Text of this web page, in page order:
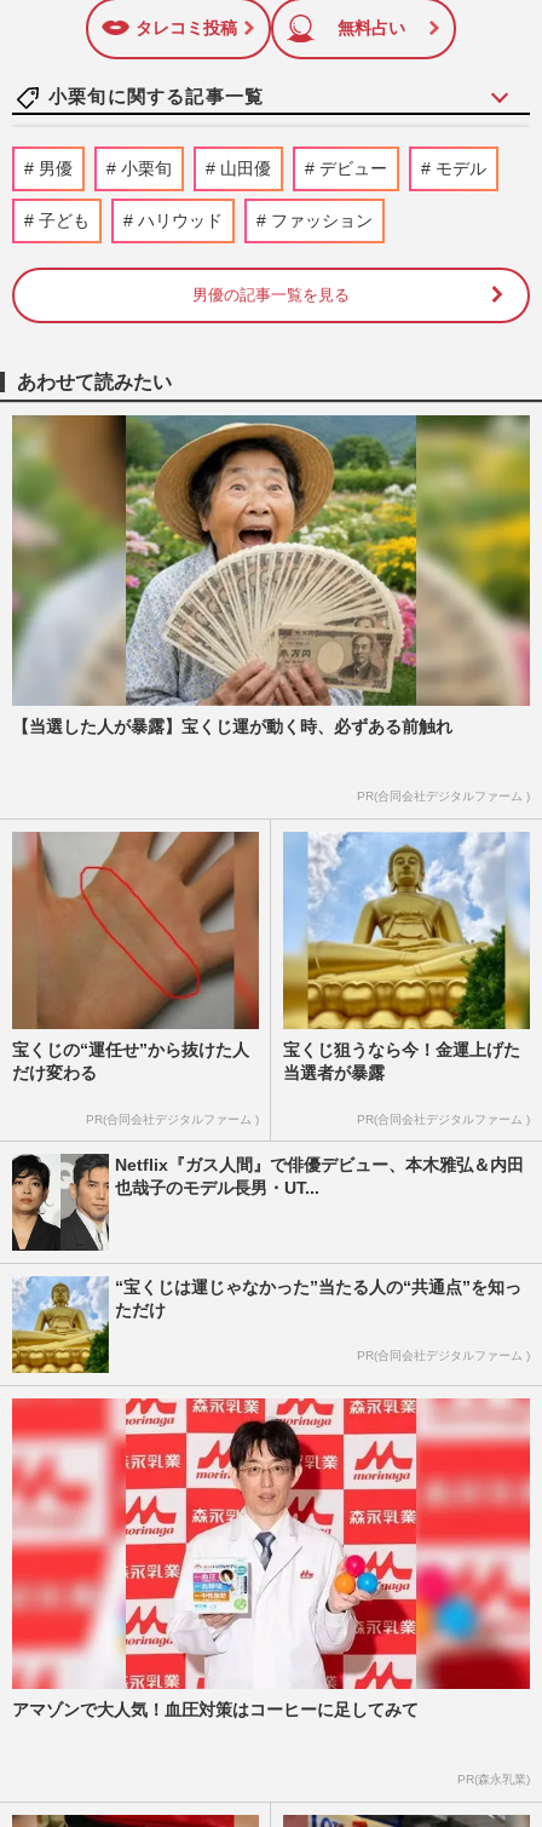
に追加
タレコミ投稿 無料占い
小栗旬に関する記事一覧
野村周平、ユニクロ“モデル美女”・石田夢
実と熱愛報道！下半身強調の「過激すぎる
三角水着」公開でネット…
週刊女性PRIME
大河ドラマ『豊臣兄弟!』“本能寺の変”放
送の数時間前、大相撲名古屋場所に織田信
週刊女性PRIME
竹野内豊、Netflix『ガス人間』で衝撃“眉
なしタトゥー姿”にSNS騒然！止まらぬカ
メレオン俳優化《2026年7…
『週刊女性』編集部 2026/7/16
NHK大河ドラマ『豊臣兄弟！』織田信長
役の小栗旬・“本能寺の変”で退場に広が
る“ロス”、視聴者を感嘆さ…
週刊女性PRIME
《“織田信長役”で好きな俳優ランキング》
男優 小栗旬 山田優 デビュー モデル
子ども ハリウッド ファッション
男優の記事一覧を見る
あわせて読みたい
【当選した人が暴露】宝くじ運が動く時、必ずある前触れ
PR(合同会社デジタルファーム )
宝くじの“運任せ”から抜けた人
だけ変わる
PR(合同会社デジタルファーム )
宝くじ狙うなら今！金運上げた
当選者が暴露
PR(合同会社デジタルファーム )
Netflix『ガス人間』で俳優デビュー、本木雅弘＆内田
也哉子のモデル長男・UT...
“宝くじは運じゃなかった”当たる人の“共通点”を知っ
ただけ
PR(合同会社デジタルファーム )
アマゾンで大人気！血圧対策はコーヒーに足してみて
PR(森永乳業)